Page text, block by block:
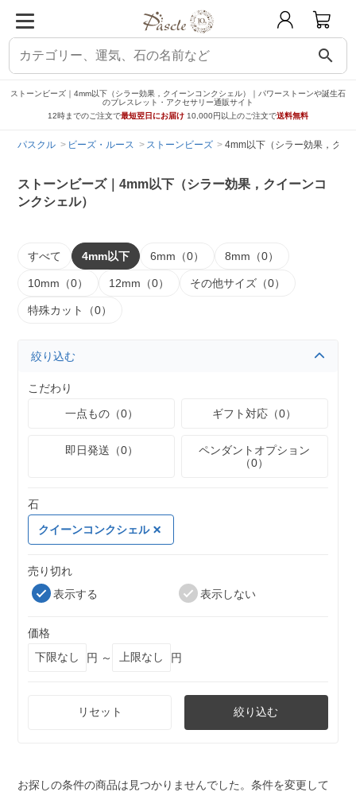
search
ストーンビーズ｜4mm以下（シラー効果，クイーンコンクシェル）｜パワーストーンや誕生石
のブレスレット・アクセサリー通販サイト
12時までのご注文で最短翌日にお届け 10,000円以上のご注文で送料無料
パスクル ビーズ・ルース ストーンビーズ 4mm以下（シラー効果，クイ
ストーンビーズ｜4mm以下（シラー効果，クイーンコ
ンクシェル）
すべて 4mm以下 6mm（0） 8mm（0）
10mm（0） 12mm（0） その他サイズ（0）
特殊カット（0）
絞り込む
こだわり
一点もの（0）
ギフト対応（0）
即日発送（0）
ペンダントオプション
（0）
石
クイーンコンクシェル
売り切れ
表示する
表示しない
価格
円 ～
円
リセット 絞り込む
お探しの条件の商品は見つかりませんでした。条件を変更して